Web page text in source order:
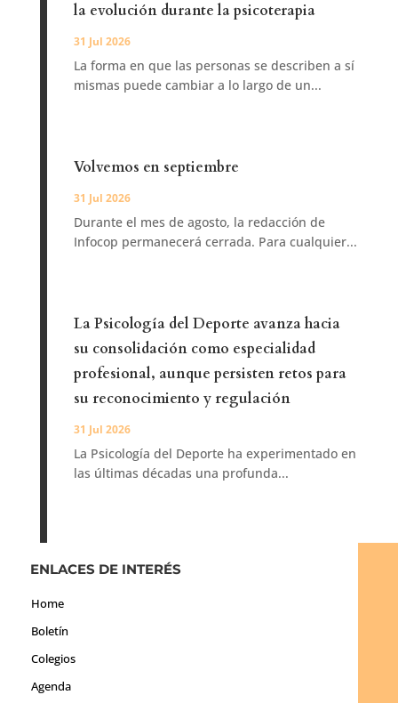
la evolución durante la psicoterapia
31 Jul 2026
La forma en que las personas se describen a sí
mismas puede cambiar a lo largo de un...
Volvemos en septiembre
31 Jul 2026
Durante el mes de agosto, la redacción de
Infocop permanecerá cerrada. Para cualquier...
La Psicología del Deporte avanza hacia
su consolidación como especialidad
profesional, aunque persisten retos para
su reconocimiento y regulación
31 Jul 2026
La Psicología del Deporte ha experimentado en
las últimas décadas una profunda...
ENLACES DE INTERÉS
Home
Boletín
Colegios
Agenda